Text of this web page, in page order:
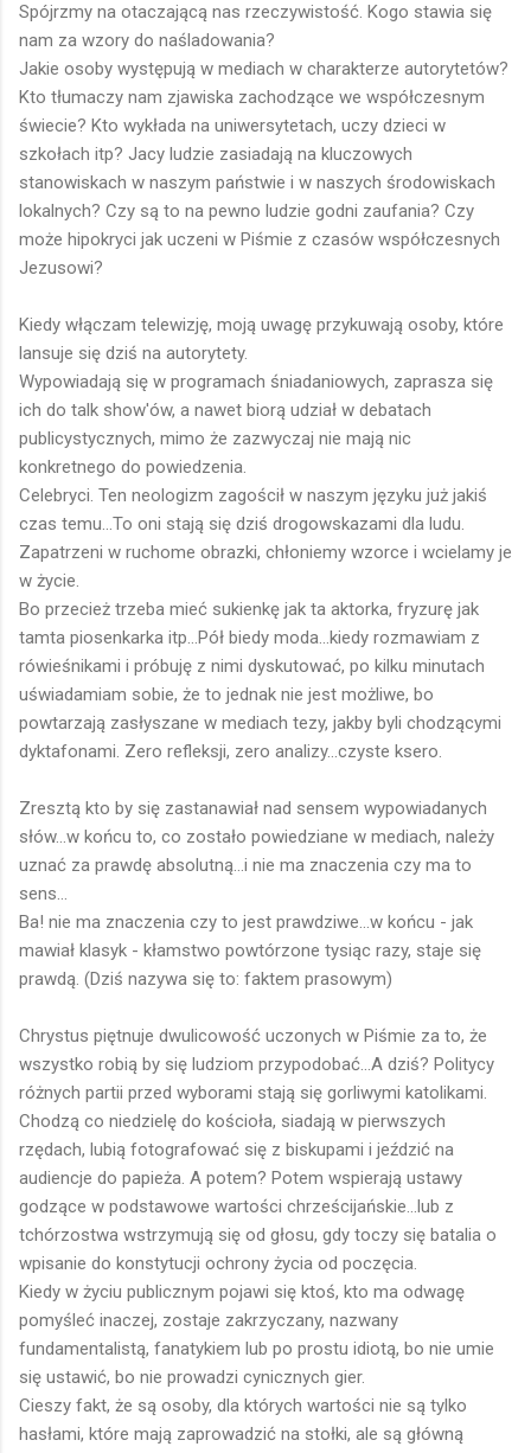
Spójrzmy na otaczającą nas rzeczywistość. Kogo stawia się
nam za wzory do naśladowania?
Jakie osoby występują w mediach w charakterze autorytetów?
Kto tłumaczy nam zjawiska zachodzące we współczesnym
świecie? Kto wykłada na uniwersytetach, uczy dzieci w
szkołach itp? Jacy ludzie zasiadają na kluczowych
stanowiskach w naszym państwie i w naszych środowiskach
lokalnych? Czy są to na pewno ludzie godni zaufania? Czy
może hipokryci jak uczeni w Piśmie z czasów współczesnych
Jezusowi?
Kiedy włączam telewizję, moją uwagę przykuwają osoby, które
lansuje się dziś na autorytety.
Wypowiadają się w programach śniadaniowych, zaprasza się
ich do talk show'ów, a nawet biorą udział w debatach
publicystycznych, mimo że zazwyczaj nie mają nic
konkretnego do powiedzenia.
Celebryci. Ten neologizm zagościł w naszym języku już jakiś
czas temu...To oni stają się dziś drogowskazami dla ludu.
Zapatrzeni w ruchome obrazki, chłoniemy wzorce i wcielamy je
w życie.
Bo przecież trzeba mieć sukienkę jak ta aktorka, fryzurę jak
tamta piosenkarka itp...Pół biedy moda...kiedy rozmawiam z
rówieśnikami i próbuję z nimi dyskutować, po kilku minutach
uświadamiam sobie, że to jednak nie jest możliwe, bo
powtarzają zasłyszane w mediach tezy, jakby byli chodzącymi
dyktafonami. Zero refleksji, zero analizy...czyste ksero.
Zresztą kto by się zastanawiał nad sensem wypowiadanych
słów...w końcu to, co zostało powiedziane w mediach, należy
uznać za prawdę absolutną...i nie ma znaczenia czy ma to
sens...
Ba! nie ma znaczenia czy to jest prawdziwe...w końcu - jak
mawiał klasyk - kłamstwo powtórzone tysiąc razy, staje się
prawdą. (Dziś nazywa się to: faktem prasowym)
Chrystus piętnuje dwulicowość uczonych w Piśmie za to, że
wszystko robią by się ludziom przypodobać...A dziś? Politycy
różnych partii przed wyborami stają się gorliwymi katolikami.
Chodzą co niedzielę do kościoła, siadają w pierwszych
rzędach, lubią fotografować się z biskupami i jeździć na
audiencje do papieża. A potem? Potem wspierają ustawy
godzące w podstawowe wartości chrześcijańskie...lub z
tchórzostwa wstrzymują się od głosu, gdy toczy się batalia o
wpisanie do konstytucji ochrony życia od poczęcia.
Kiedy w życiu publicznym pojawi się ktoś, kto ma odwagę
pomyśleć inaczej, zostaje zakrzyczany, nazwany
fundamentalistą, fanatykiem lub po prostu idiotą, bo nie umie
się ustawić, bo nie prowadzi cynicznych gier.
Cieszy fakt, że są osoby, dla których wartości nie są tylko
hasłami, które mają zaprowadzić na stołki, ale są główną